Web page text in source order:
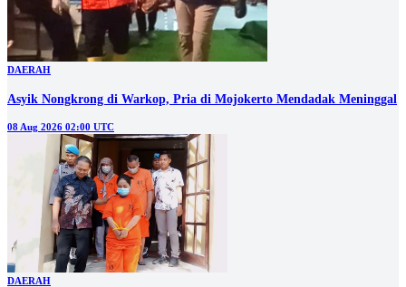
DAERAH
Asyik Nongkrong di Warkop, Pria di Mojokerto Mendadak Meninggal
08 Aug 2026 02:00 UTC
DAERAH